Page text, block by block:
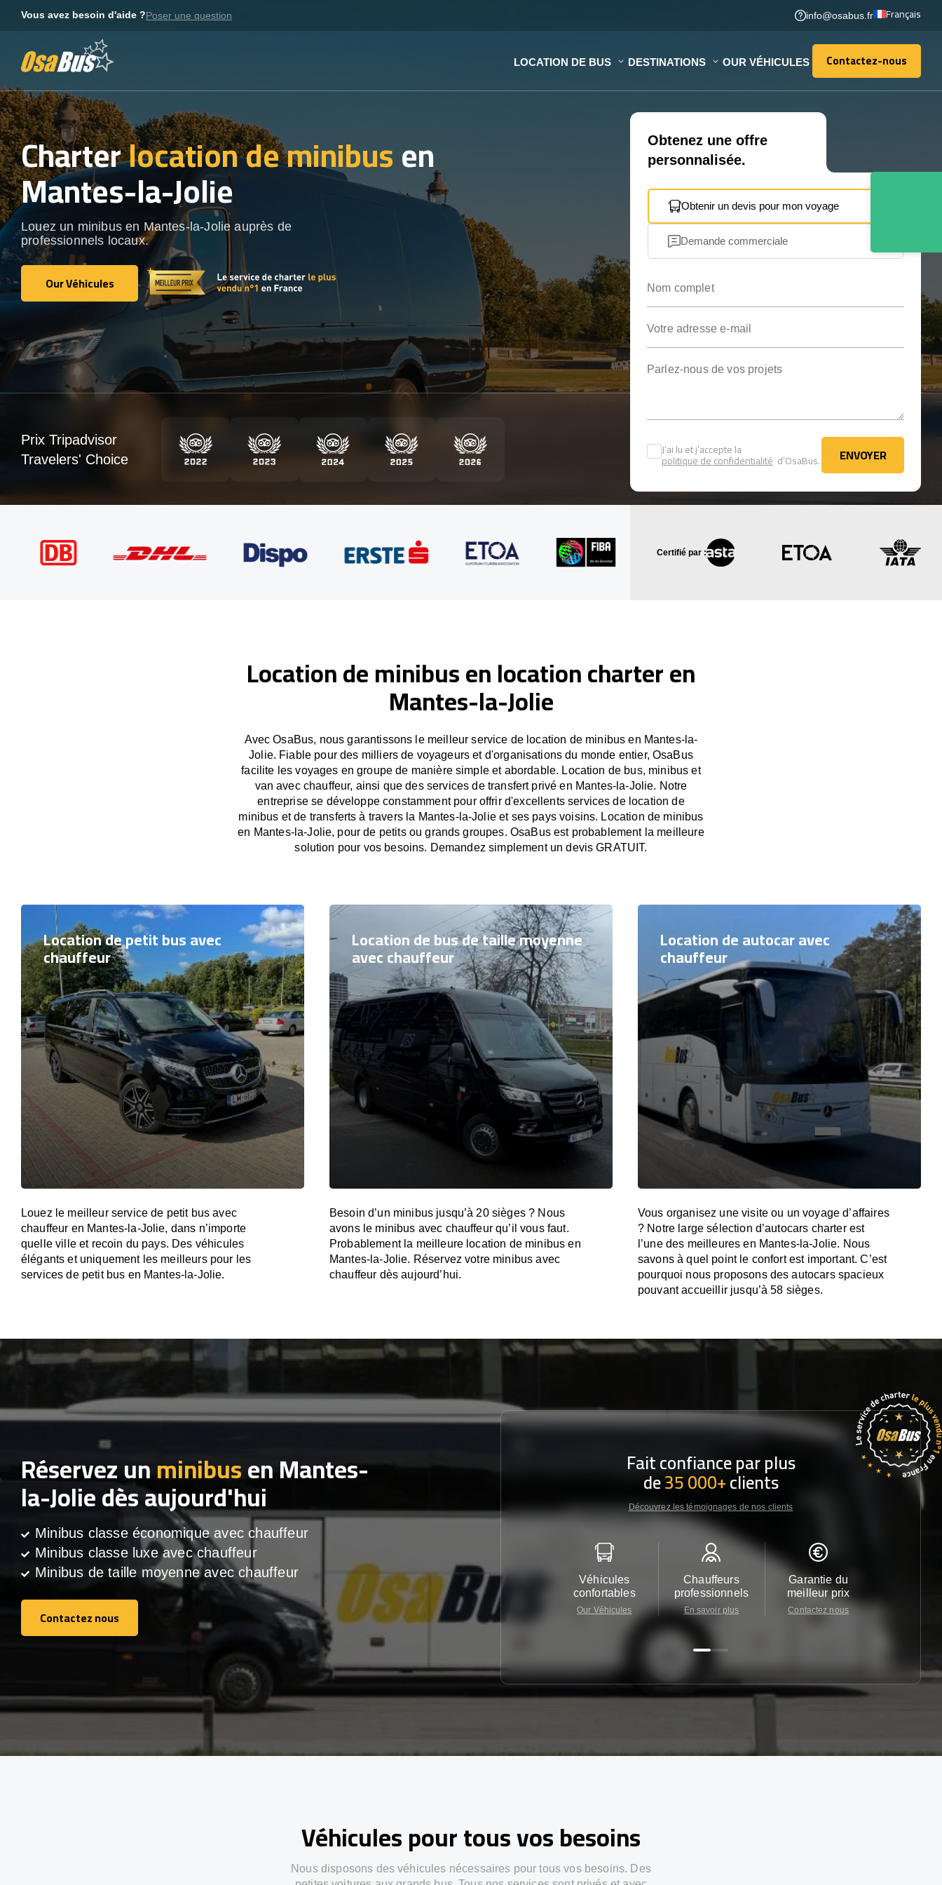
Vous avez besoin d'aide ?Poser une question info@osabus.fr Français
LOCATION DE BUS DESTINATIONS OUR VÉHICULES Contactez-nous
Contactez-nous
Charterlocation de minibusen
Mantes-la-Jolie
Louez un minibus en Mantes-la-Jolie auprès de
professionnels locaux.
Our Véhicules
Our Véhicules
Obtenez une offre
personnalisée.
Obtenir un devis pour mon voyage
Demande commerciale
J’ai lu et j’accepte la
politique de confidentialité d’OsaBus. ENVOYER
ENVOYER
Prix Tripadvisor
Travelers' Choice
Certifié par :
Location de minibus en location charter en
Mantes-la-Jolie
Avec OsaBus, nous garantissons le meilleur service de location de minibus en Mantes-la-
Jolie. Fiable pour des milliers de voyageurs et d'organisations du monde entier, OsaBus
facilite les voyages en groupe de manière simple et abordable. Location de bus, minibus et
van avec chauffeur, ainsi que des services de transfert privé en Mantes-la-Jolie. Notre
entreprise se développe constamment pour offrir d'excellents services de location de
minibus et de transferts à travers la Mantes-la-Jolie et ses pays voisins. Location de minibus
en Mantes-la-Jolie, pour de petits ou grands groupes. OsaBus est probablement la meilleure
solution pour vos besoins. Demandez simplement un devis GRATUIT.
Location de petit bus avec
chauffeur
Louez le meilleur service de petit bus avec
chauffeur en Mantes-la-Jolie, dans n’importe
quelle ville et recoin du pays. Des véhicules
élégants et uniquement les meilleurs pour les
services de petit bus en Mantes-la-Jolie.
Location de bus de taille moyenne
avec chauffeur
Besoin d’un minibus jusqu’à 20 sièges ? Nous
avons le minibus avec chauffeur qu’il vous faut.
Probablement la meilleure location de minibus en
Mantes-la-Jolie. Réservez votre minibus avec
chauffeur dès aujourd’hui.
Location de autocar avec
chauffeur
Vous organisez une visite ou un voyage d’affaires
? Notre large sélection d’autocars charter est
l’une des meilleures en Mantes-la-Jolie. Nous
savons à quel point le confort est important. C’est
pourquoi nous proposons des autocars spacieux
pouvant accueillir jusqu’à 58 sièges.
Réservez unminibusen Mantes-
la-Jolie dès aujourd'hui
Minibus classe économique avec chauffeur
Minibus classe luxe avec chauffeur
Minibus de taille moyenne avec chauffeur
Contactez nous
Contactez nous
Fait confiance par plus
de35 000+clients
Découvrez les témoignages de nos clients
Véhicules
confortables
Our Véhicules
Chauffeurs
professionnels
En savoir plus
Garantie du
meilleur prix
Contactez nous
Véhicules pour tous vos besoins
Nous disposons des véhicules nécessaires pour tous vos besoins. Des